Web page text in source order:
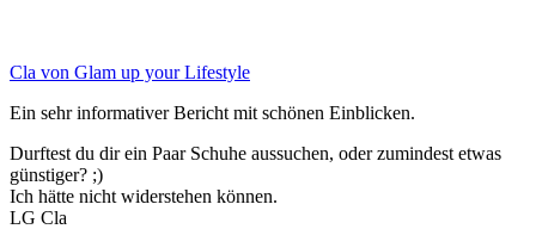
Cla von Glam up your Lifestyle
Ein sehr informativer Bericht mit schönen Einblicken.
Durftest du dir ein Paar Schuhe aussuchen, oder zumindest etwas
günstiger? ;)
Ich hätte nicht widerstehen können.
LG Cla